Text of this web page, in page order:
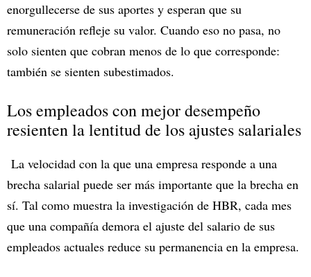
enorgullecerse de sus aportes y esperan que su
remuneración refleje su valor. Cuando eso no pasa, no
solo sienten que cobran menos de lo que corresponde:
también se sienten subestimados.
Los empleados con mejor desempeño
resienten la lentitud de los ajustes salariales
La velocidad con la que una empresa responde a una
brecha salarial puede ser más importante que la brecha en
sí. Tal como muestra la investigación de HBR, cada mes
que una compañía demora el ajuste del salario de sus
empleados actuales reduce su permanencia en la empresa.